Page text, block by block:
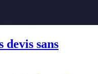
devis sans